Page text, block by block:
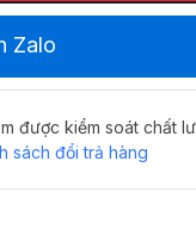
Zalo
được kiểm soát chất
sách đổi trả hàng